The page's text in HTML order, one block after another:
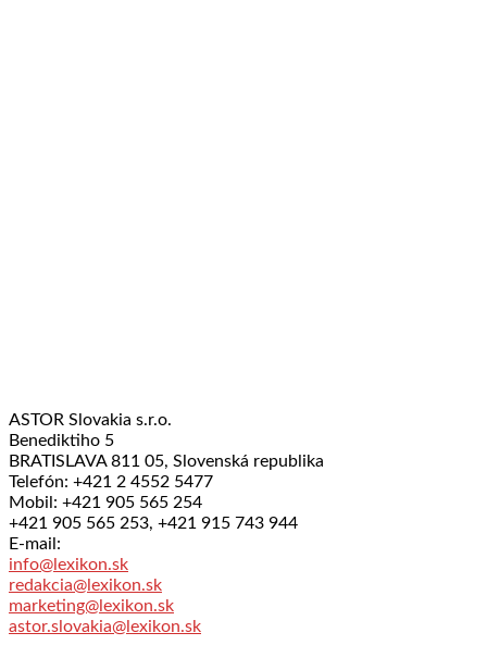
ASTOR Slovakia s.r.o.
Benediktiho 5
BRATISLAVA 811 05, Slovenská republika
Telefón: +421 2 4552 5477
Mobil: +421 905 565 254
+421 905 565 253, +421 915 743 944
E-mail:
info@lexikon.sk
redakcia@lexikon.sk
marketing@lexikon.sk
astor.slovakia@lexikon.sk